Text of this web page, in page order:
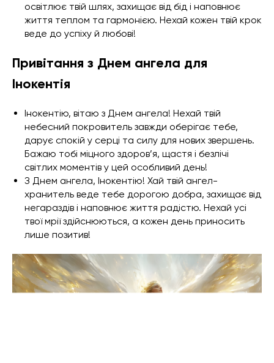
освітлює твій шлях, захищає від бід і наповнює
життя теплом та гармонією. Нехай кожен твій крок
веде до успіху й любові!
Привітання з Днем ангела для
Інокентія
Інокентію, вітаю з Днем ангела! Нехай твій
небесний покровитель завжди оберігає тебе,
дарує спокій у серці та силу для нових звершень.
Бажаю тобі міцного здоров’я, щастя і безлічі
світлих моментів у цей особливий день!
З Днем ангела, Інокентію! Хай твій ангел-
хранитель веде тебе дорогою добра, захищає від
негараздів і наповнює життя радістю. Нехай усі
твої мрії здійснюються, а кожен день приносить
лише позитив!